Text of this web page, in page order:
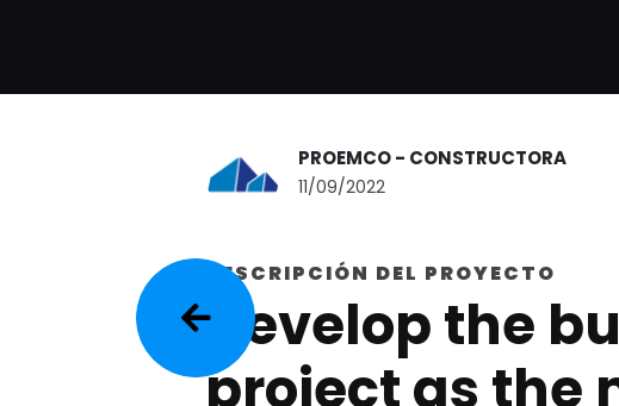
PROEMCO - CONSTRUCTORA
11/09/2022
DESCRIPCIÓN DEL PROYECTO
Develop the
project as the